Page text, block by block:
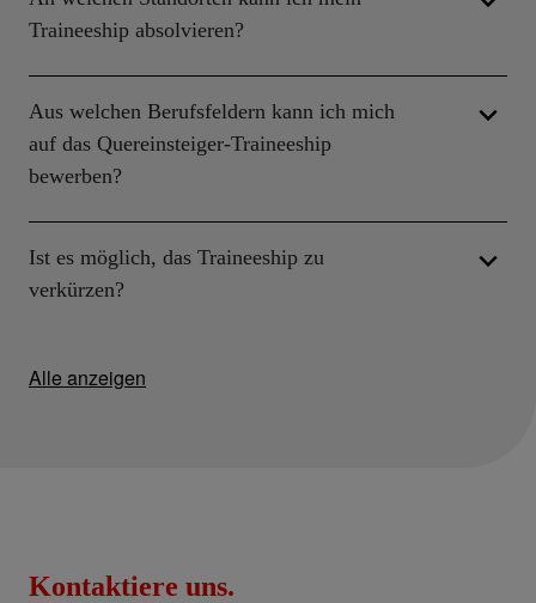
Traineeship absolvieren?
Aus welchen Berufsfeldern kann ich mich
auf das Quereinsteiger-Traineeship
bewerben?
Ist es möglich, das Traineeship zu
verkürzen?
Alle anzeigen
Kontaktiere uns.